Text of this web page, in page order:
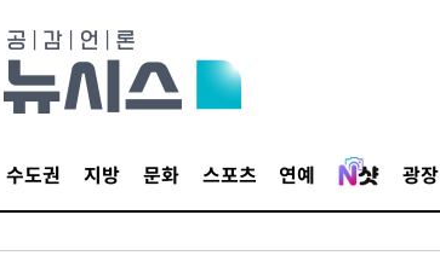
수도권 지방 문화 스포츠 연예 광장